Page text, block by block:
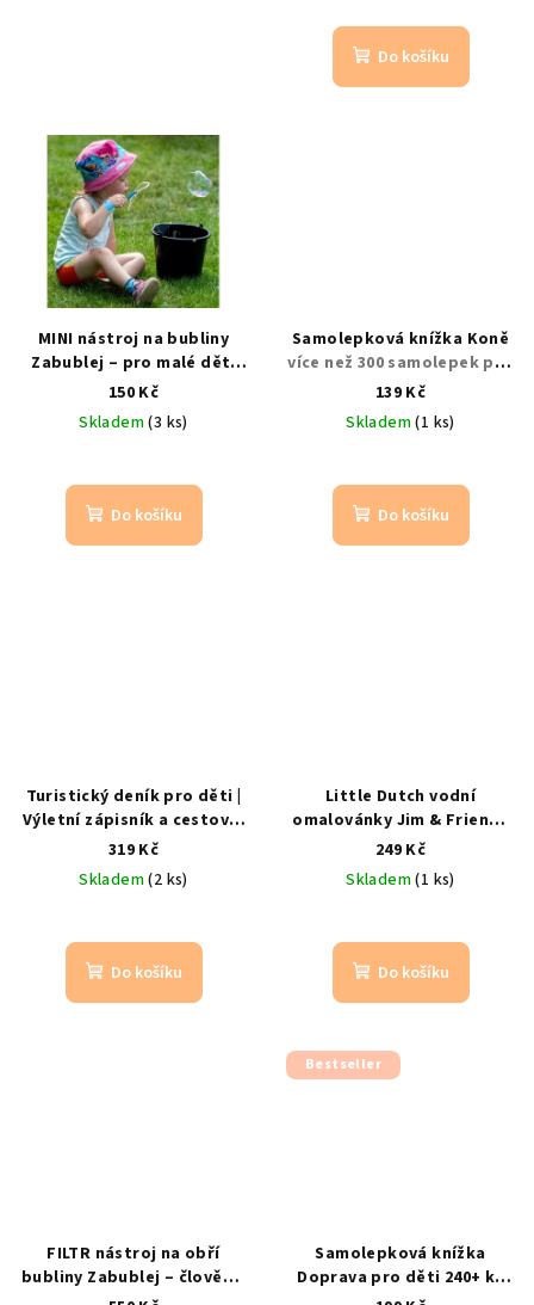
Do košíku
MINI nástroj na bubliny
Zabublej – pro malé děti
Tvarovatelné oko, dřevěná
rukojeť | ideální první
bublifuk
150 Kč
Skladem(3 ks)
Do košíku
Samolepková knížka Koně
více než 300 samolepek pro
děti | příroda a plemena
koní
139 Kč
Skladem(1 ks)
Do košíku
Turistický deník pro děti |
Výletní zápisník a cestovní
Uchovejte vzpomínky
na každý výlet
319 Kč
Skladem(2 ks)
Do košíku
Little Dutch vodní
omalovánky Jim & Friends
s vodním fixem
opakovaně použitelné s
vodním fixem
249 Kč
Skladem(1 ks)
Do košíku
FILTR nástroj na obří
bubliny Zabublej – člověk v
Bestseller
Samolepková knížka
Doprava pro děti 240+ ks